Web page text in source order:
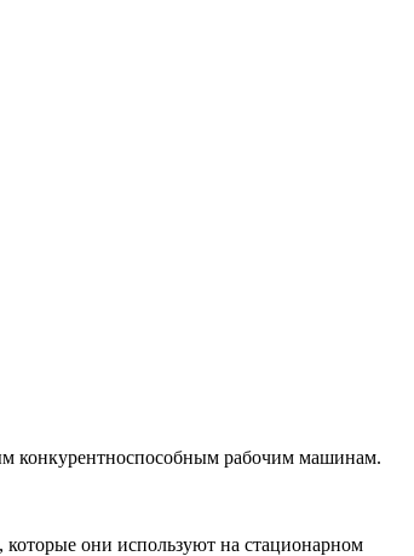
конкурентноспособным рабочим машинам.
они используют на стационарном